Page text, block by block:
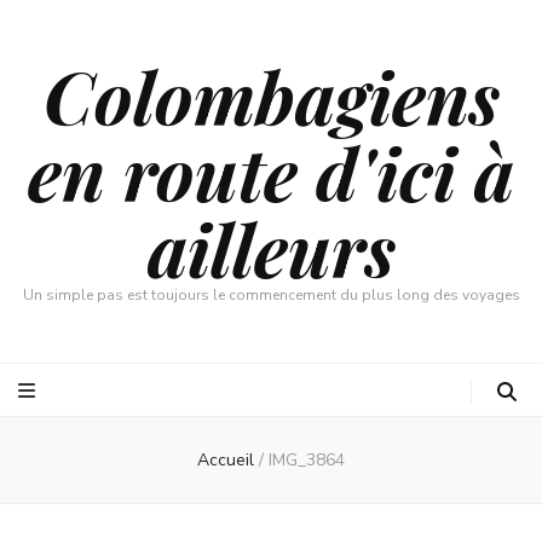
Colombagiens
en route d'ici à
ailleurs
Un simple pas est toujours le commencement du plus long des voyages
Accueil / IMG_3864